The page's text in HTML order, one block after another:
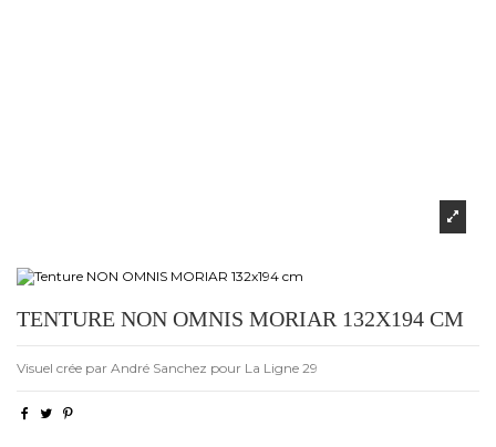
TENTURE NON OMNIS MORIAR 132X194 CM
Visuel crée par André Sanchez pour La Ligne 29